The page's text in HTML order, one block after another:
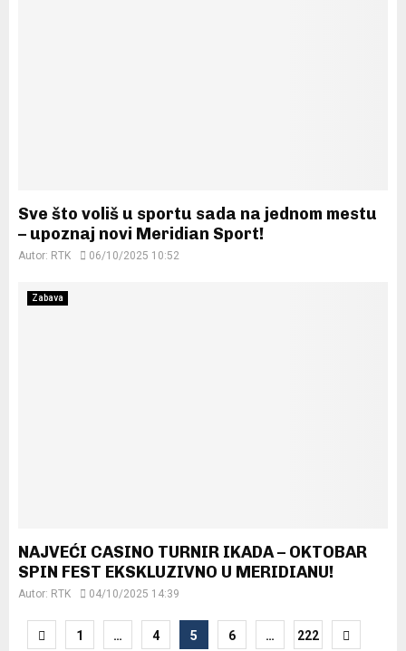
Sve što voliš u sportu sada na jednom mestu
– upoznaj novi Meridian Sport!
Autor: RTK 06/10/2025 10:52
Zabava
NAJVEĆI CASINO TURNIR IKADA – OKTOBAR
SPIN FEST EKSKLUZIVNO U MERIDIANU!
Autor: RTK 04/10/2025 14:39
Posts
1 … 4 5 6 … 222